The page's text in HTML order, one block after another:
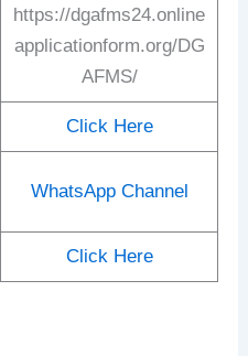
https://dgafms24.online
applicationform.org/DG
AFMS/
Click Here
WhatsApp Channel
Click Here